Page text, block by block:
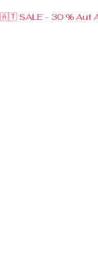
🇦🇹 SALE - 30 % Auf